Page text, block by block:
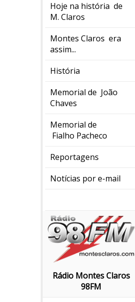
Hoje na história de
M. Claros
Montes Claros era
assim...
História
Memorial de João
Chaves
Memorial de
Fialho Pacheco
Reportagens
Notícias por e-mail
Rádio Montes Claros
98FM